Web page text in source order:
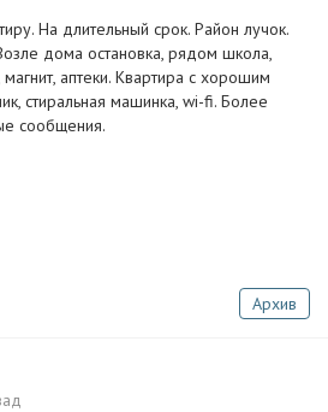
На длительный срок. Район лучок.
дома остановка, рядом школа,
аптеки. Квартира с хорошим
стиральная машинка, wi-fi. Более
сообщения.
Архив